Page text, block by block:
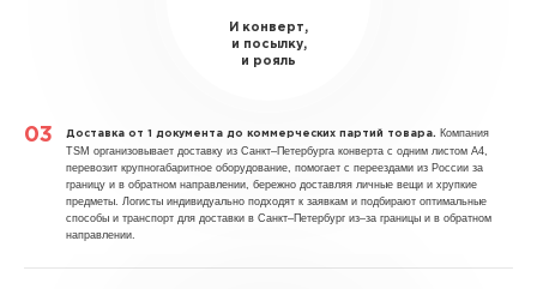
И конверт,
и посылку,
и рояль
Доставка от 1 документа до коммерческих партий товара.
Компания
TSM организовывает доставку из Санкт–Петербурга конверта с одним листом А4,
перевозит крупногабаритное оборудование, помогает с переездами из России за
границу и в обратном направлении, бережно доставляя личные вещи и хрупкие
предметы. Логисты индивидуально подходят к заявкам и подбирают оптимальные
способы и транспорт для доставки в Санкт–Петербург из–за границы и в обратном
направлении.